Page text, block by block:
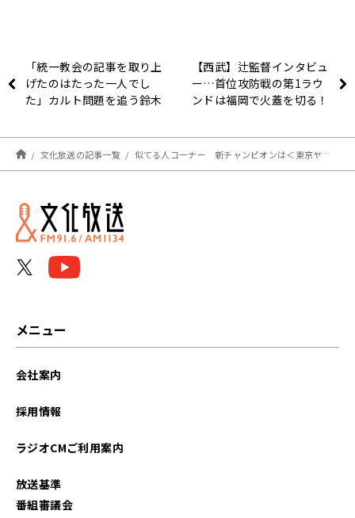
「統一教会の記事を取り上
げたのはたった一人でし
た」カルト問題を追う鈴木
は？
【西武】辻監督インタビュ
ー…首位攻防戦の第1ラウ
ンドは福岡で火蓋を切る！
に！？
文化放送の記事一覧 似てる人コーナー 新チャンピオンは＜東京ヤクルトスワローズ木澤尚文と足立梨花＞に！
メニュー
会社案内
採用情報
ラジオCMご利用案内
放送基準
番組審議会